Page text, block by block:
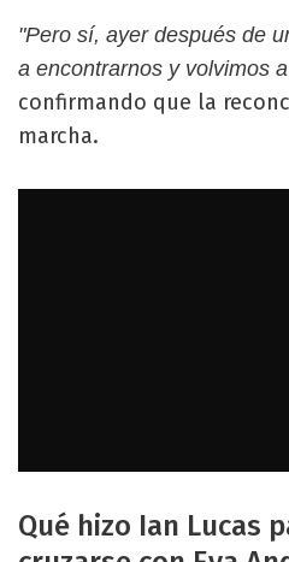
"Pero sí, ayer después de
a encontrarnos y volvimos
confirmando que la
marcha.
Qué hizo Ian Lucas